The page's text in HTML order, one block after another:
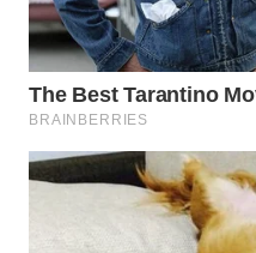
SAMOSIR
WN
PADANG
LAWAS
WN